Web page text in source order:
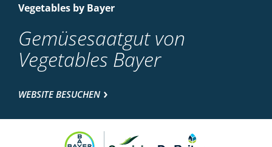
Vegetables by Bayer
Gemüsesaatgut von
Vegetables Bayer
WEBSITE BESUCHEN